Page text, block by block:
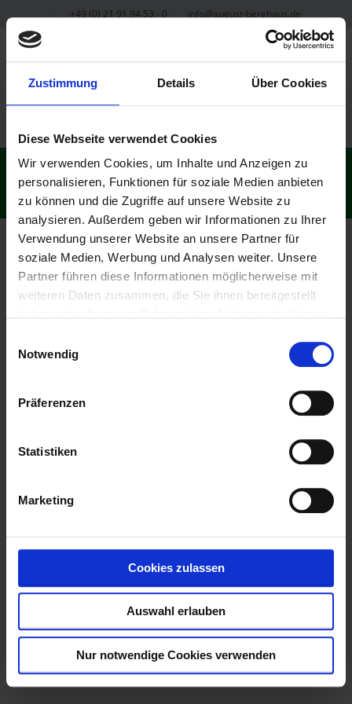
Zustimmung Details Über Cookies
Diese Webseite verwendet Cookies
Wir verwenden Cookies, um Inhalte und Anzeigen zu
personalisieren, Funktionen für soziale Medien anbieten
zu können und die Zugriffe auf unsere Website zu
analysieren. Außerdem geben wir Informationen zu Ihrer
Verwendung unserer Website an unsere Partner für
soziale Medien, Werbung und Analysen weiter. Unsere
Partner führen diese Informationen möglicherweise mit
weiteren Daten zusammen, die Sie ihnen bereitgestellt
Notwendig
Präferenzen
Statistiken
Marketing
Cookies zulassen
Auswahl erlauben
Nur notwendige Cookies verwenden
+49 (0) 21 91.94 53 - 0 info@august-berghaus.de
Sprachen
berghaus
© 2026 August Berghaus GmbH & Co. KG